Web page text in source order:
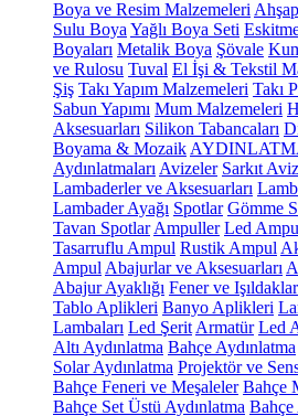
Boya ve Resim Malzemeleri
Sulu Boya Yağlı Boya Seti
Boyaları Metalik Boya Şövale
ve Rulosu Tuval El İşi & Tekstil
Şiş Takı Yapım Malzemeleri Takı
Sabun Yapımı Mum Malzemeleri
Aksesuarları Silikon Tabancaları
Boyama & Mozaik
Aydınlatmaları Avizeler Sarkıt
Lambaderler ve Aksesuarları
Lambader Ayağı Spotlar Gömme
Tavan Spotlar Ampuller Led
Tasarruflu Ampul Rustik Ampul
Ampul Abajurlar ve Aksesuarları
Abajur Ayaklığı Fener ve Işıldaklar
Tablo Aplikleri Banyo Aplikleri
Lambaları Led Şerit Armatür Led
Altı Aydınlatma Bahçe Aydınlatma
Solar Aydınlatma Projektör ve
Bahçe Feneri ve Meşaleler Bahçe
Bahçe Set Üstü Aydınlatma Bahçe